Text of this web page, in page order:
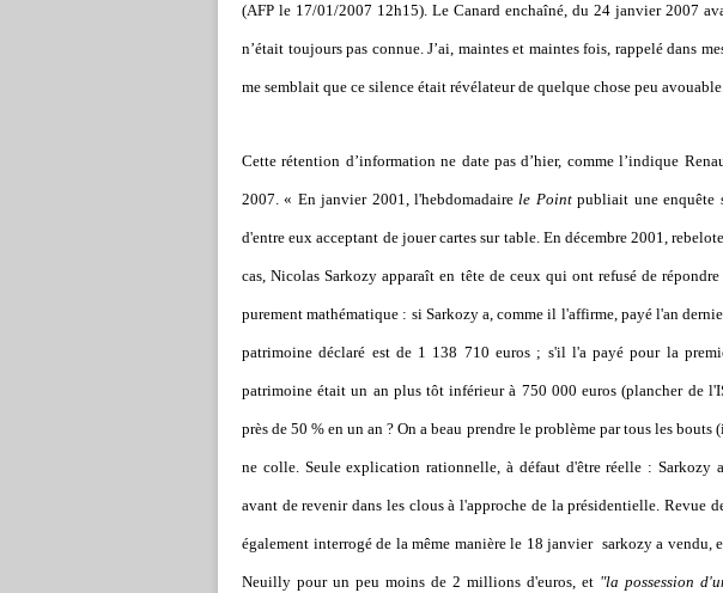
(AFP le 17/01/2007 12h15). Le Canard enchaîné, du 24 janvier 2007
n’était toujours pas connue. J’ai, maintes et maintes fois, rappelé dans
me semblait que ce silence était révélateur de quelque chose peu
Cette rétention d’information ne date pas d’hier, comme l’indique
2007. « En janvier 2001, l'hebdomadairele Pointpubliait une enquête
d'entre eux acceptant de jouer cartes sur table. En décembre 2001,
cas, Nicolas Sarkozy apparaît en tête de ceux qui ont refusé de
purement mathématique : si Sarkozy a, comme il l'affirme, payé l'an
patrimoine déclaré est de 1 138 710 euros ; s'il l'a payé pour la
patrimoine était un an plus tôt inférieur à 750 000 euros (plancher de
près de 50 % en un an ? On a beau prendre le problème par tous les
ne colle. Seule explication rationnelle, à défaut d'être réelle : Sarkozy
avant de revenir dans les clous à l'approche de la présidentielle. Revue
également interrogé de la même manière le 18 janvier sarkozy a vendu,
Neuilly pour un peu moins de 2 millions d'euros, et "la possession